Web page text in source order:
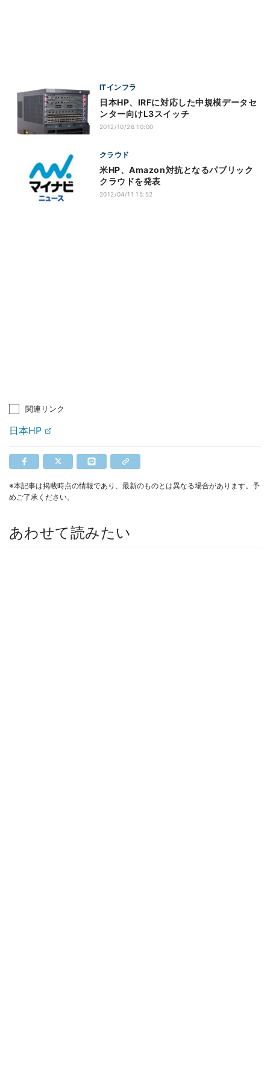
ITインフラ
日本HP、IRFに対応した中規模データセ
ンター向けL3スイッチ
2012/10/26 10:00
クラウド
米HP、Amazon対抗となるパブリック
クラウドを発表
2012/04/11 15:52
関連リンク
日本HP
※本記事は掲載時点の情報であり、最新のものとは異なる場合があります。予
めご了承ください。
あわせて読みたい